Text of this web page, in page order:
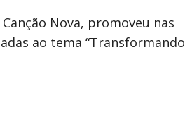
Nova, promoveu nas
ao tema “Transformando